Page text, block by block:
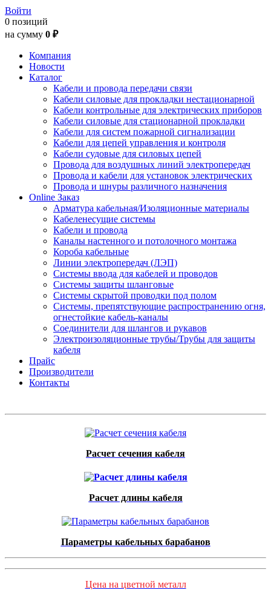
Войти
0 позиций
на сумму 0 ₽
Компания
Новости
Каталог
Кабели и провода передачи связи
Кабели силовые для прокладки нестационарной
Кабели контрольные для электрических приборов
Кабели силовые для стационарной прокладки
Кабели для систем пожарной сигнализации
Кабели для цепей управления и контроля
Кабели судовые для силовых цепей
Провода для воздушных линий электропередач
Провода и кабели для установок электрических
Провода и шнуры различного назначения
Online Заказ
Арматура кабельная/Изоляционные материалы
Кабеленесущие системы
Кабели и провода
Каналы настенного и потолочного монтажа
Короба кабельные
Линии электропередач (ЛЭП)
Системы ввода для кабелей и проводов
Системы защиты шланговые
Системы скрытой проводки под полом
Системы, препятствующие распространению огня,
огнестойкие кабель-каналы
Соединители для шлангов и рукавов
Электроизоляционные трубы/Трубы для защиты
кабеля
Прайс
Производители
Контакты
Расчет сечения кабеля
Расчет длины кабеля
Параметры кабельных барабанов
Цена на цветной металл